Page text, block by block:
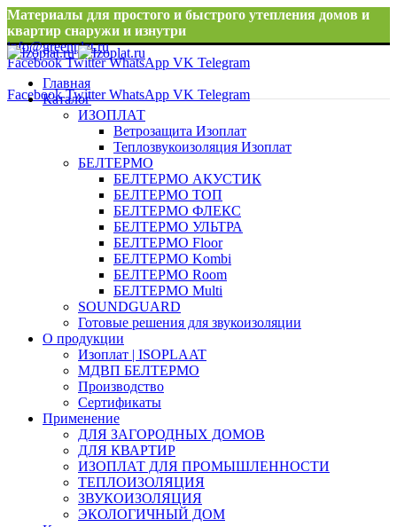
Материалы для простого и быстрого утепления домов и
квартир снаружи и изнутри
info@greenplat.ru
Facebook Twitter WhatsApp VK Telegram
8 996 533 10 46
Facebook Twitter WhatsApp VK Telegram
Главная
Каталог
ИЗОПЛАТ
Ветрозащита Изоплат
Теплозвукоизоляция Изоплат
БЕЛТЕРМО
БЕЛТЕРМО АКУСТИК
БЕЛТЕРМО ТОП
БЕЛТЕРМО ФЛЕКС
БЕЛТЕРМО УЛЬТРА
БЕЛТЕРМО Floor
БЕЛТЕРМО Kombi
БЕЛТЕРМО Room
БЕЛТЕРМО Multi
SOUNDGUARD
Готовые решения для звукоизоляции
О продукции
Изоплат | ISOPLAAT
МДВП БЕЛТЕРМО
Производство
Сертификаты
Применение
ДЛЯ ЗАГОРОДНЫХ ДОМОВ
ДЛЯ КВАРТИР
ИЗОПЛАТ ДЛЯ ПРОМЫШЛЕННОСТИ
ТЕПЛОИЗОЛЯЦИЯ
ЗВУКОИЗОЛЯЦИЯ
ЭКОЛОГИЧНЫЙ ДОМ